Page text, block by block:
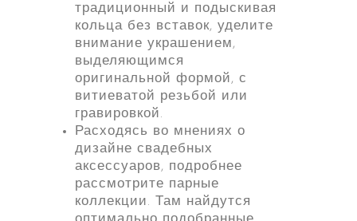
традиционный и подыскивая
кольца без вставок, уделите
внимание украшением,
выделяющимся
оригинальной формой, с
витиеватой резьбой или
гравировкой.
Расходясь во мнениях о
дизайне свадебных
аксессуаров, подробнее
рассмотрите парные
коллекции. Там найдутся